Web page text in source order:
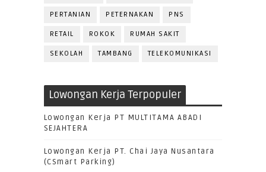
PERTANIAN PETERNAKAN PNS
RETAIL ROKOK RUMAH SAKIT
SEKOLAH TAMBANG TELEKOMUNIKASI
Lowongan Kerja Terpopuler
Lowongan Kerja PT MULTITAMA ABADI
SEJAHTERA
Lowongan Kerja PT. Chai Jaya Nusantara
(CSmart Parking)